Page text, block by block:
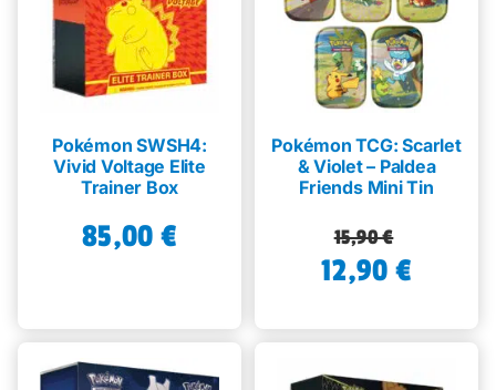
Pokémon SWSH4:
Vivid Voltage Elite
Trainer Box
85,00 €
Pokémon TCG: Scarlet
& Violet – Paldea
Friends Mini Tin
15,90€
Alkuperäinen
hinta
15,90 €.
12,90 €
Nykyinen
hinta
12,90 €.